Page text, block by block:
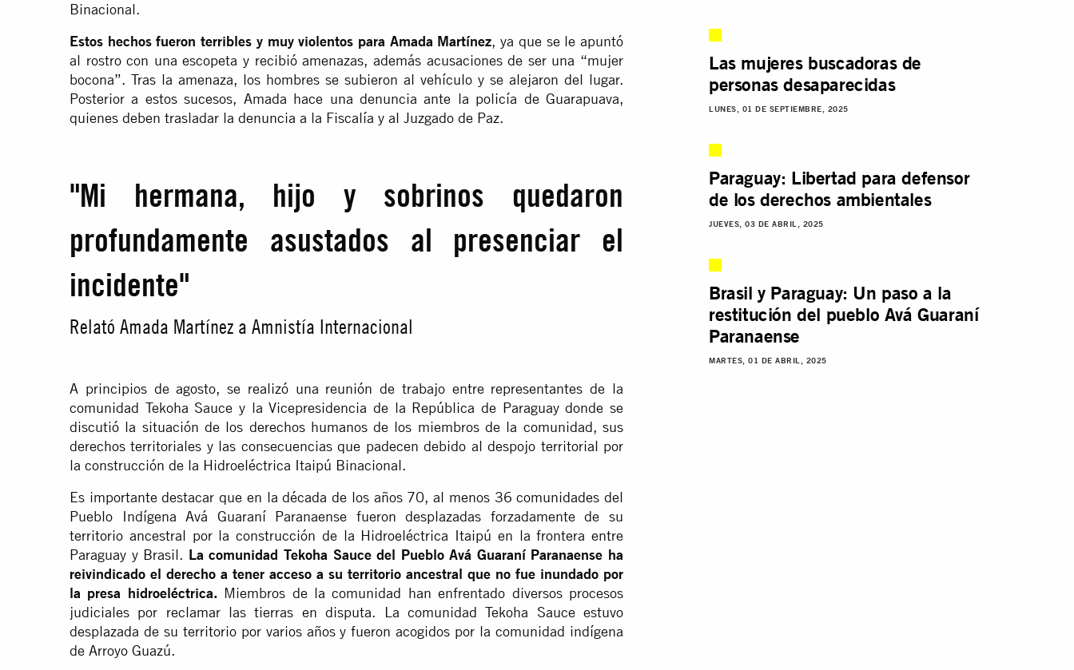
Binacional.
Estos hechos fueron terribles y muy violentos para Amada Martínez, ya que se le apuntó
al rostro con una escopeta y recibió amenazas, además acusaciones de ser una “mujer
bocona”. Tras la amenaza, los hombres se subieron al vehículo y se alejaron del lugar.
Posterior a estos sucesos, Amada hace una denuncia ante la policía de Guarapuava,
quienes deben trasladar la denuncia a la Fiscalía y al Juzgado de Paz.
"Mi hermana, hijo y sobrinos quedaron
profundamente asustados al presenciar el
incidente"
Relató Amada Martínez a Amnistía Internacional
A principios de agosto, se realizó una reunión de trabajo entre representantes de la
comunidad Tekoha Sauce y la Vicepresidencia de la República de Paraguay donde se
discutió la situación de los derechos humanos de los miembros de la comunidad, sus
derechos territoriales y las consecuencias que padecen debido al despojo territorial por
la construcción de la Hidroeléctrica Itaipú Binacional.
Es importante destacar que en la década de los años 70, al menos 36 comunidades del
Pueblo Indígena Avá Guaraní Paranaense fueron desplazadas forzadamente de su
territorio ancestral por la construcción de la Hidroeléctrica Itaipú en la frontera entre
Paraguay y Brasil. La comunidad Tekoha Sauce del Pueblo Avá Guaraní Paranaense ha
reivindicado el derecho a tener acceso a su territorio ancestral que no fue inundado por
la presa hidroeléctrica. Miembros de la comunidad han enfrentado diversos procesos
judiciales por reclamar las tierras en disputa. La comunidad Tekoha Sauce estuvo
desplazada de su territorio por varios años y fueron acogidos por la comunidad indígena
de Arroyo Guazú.
Las mujeres buscadoras de
personas desaparecidas
LUNES, 01 DE SEPTIEMBRE, 2025
Paraguay: Libertad para defensor
de los derechos ambientales
JUEVES, 03 DE ABRIL, 2025
Brasil y Paraguay: Un paso a la
restitución del pueblo Avá Guaraní
Paranaense
MARTES, 01 DE ABRIL, 2025